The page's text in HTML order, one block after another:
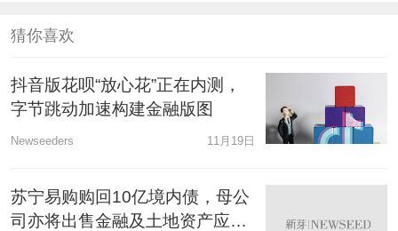
猜你喜欢
抖音版花呗“放心花”正在内测，
字节跳动加速构建金融版图
Newseeders 11月19日
苏宁易购购回10亿境内债，母公
司亦将出售金融及土地资产应对